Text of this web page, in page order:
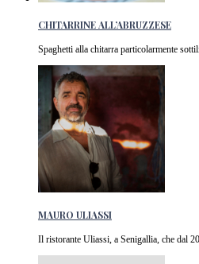
CHITARRINE ALL’ABRUZZESE
Spaghetti alla chitarra particolarmente
MAURO ULIASSI
Il ristorante Uliassi, a Senigallia, che dal